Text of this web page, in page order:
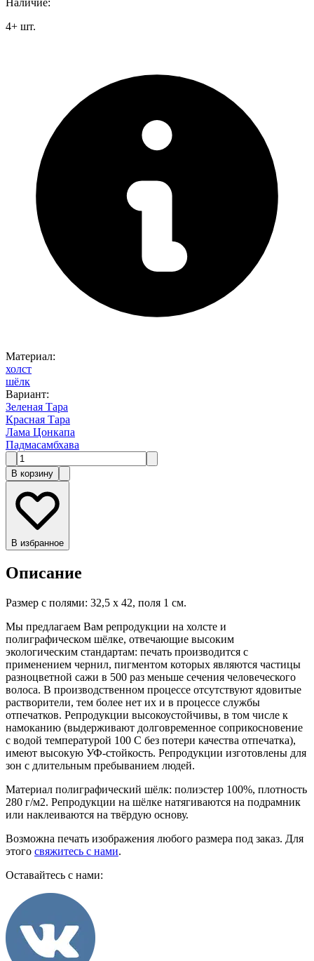
4+ шт.
Материал:
холст
шёлк
Вариант:
Зеленая Тара
Красная Тара
Лама Цонкапа
Падмасамбхава
В корзину
В избранное
Описание
Размер с полями: 32,5 х 42, поля 1 см.
Мы предлагаем Вам репродукции на холсте и
полиграфическом шёлке, отвечающие высоким
экологическим стандартам: печать производится с
применением чернил, пигментом которых являются частицы
разноцветной сажи в 500 раз меньше сечения человеческого
волоса. В производственном процессе отсутствуют ядовитые
растворители, тем более нет их и в процессе службы
отпечатков. Репродукции высокоустойчивы, в том числе к
намоканию (выдерживают долговременное соприкосновение
с водой температурой 100 С без потери качества отпечатка),
имеют высокую УФ-стойкость. Репродукции изготовлены для
зон с длительным пребыванием людей.
Материал полиграфический шёлк: полиэстер 100%, плотность
280 г/м2. Репродукции на шёлке натягиваются на подрамник
или наклеиваются на твёрдую основу.
Возможна печать изображения любого размера под заказ. Для
этого свяжитесь с нами.
Оставайтесь с нами: